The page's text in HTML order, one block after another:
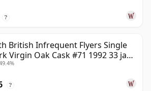
?
British Infrequent Flyers Single
Virgin Oak Cask #71 1992 33 jaar
?